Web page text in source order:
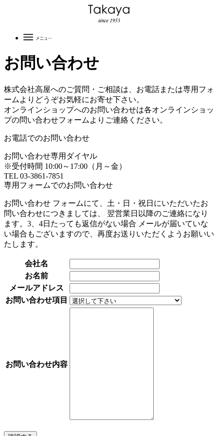
お問い合わせ
株式会社高屋へのご質問・ご相談は、お電話または専用フォ
ームよりどうぞお気軽にお寄せ下さい。
オンラインショップへのお問い合わせは各オンラインショッ
プの問い合わせフォームよりご連絡ください。
お電話でのお問い合わせ
お問い合わせ専用ダイヤル
※受付時間 10:00～17:00（月～金）
TEL 03-3861-7851
専用フォームでのお問い合わせ
お問い合わせ フォームにて、土・日・祝日にいただいたお
問い合わせにつきましては、 翌営業日以降のご連絡になり
ます。3、4日たっても返信がない場合 メールが届いていな
い場合もございますので、再度お送りいただくようお願いい
たします。
会社名
お名前
メールアドレス
お問い合わせ項目
お問い合わせ内容